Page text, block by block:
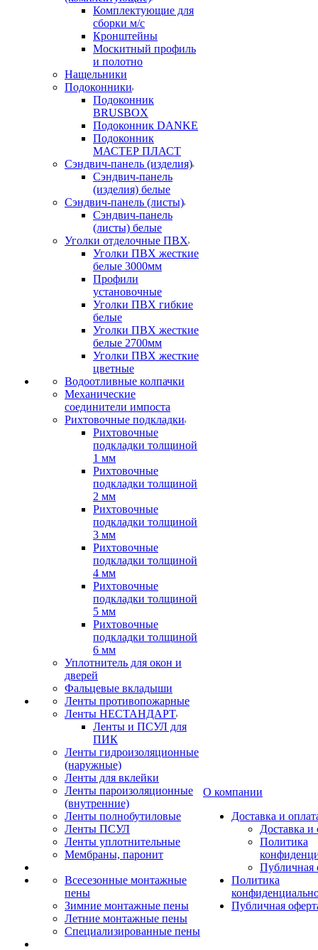
Комплектующие для
сборки м/с
Кронштейны
Москитный профиль
и полотно
Нащельники
Подоконники
Подоконник
BRUSBOX
Подоконник DANKE
Подоконник
МАСТЕР ПЛАСТ
Сэндвич-панель (изделия)
Сэндвич-панель
(изделия) белые
Сэндвич-панель (листы)
Сэндвич-панель
(листы) белые
Уголки отделочные ПВХ
Уголки ПВХ жесткие
белые 3000мм
Профили
установочные
Уголки ПВХ гибкие
белые
Уголки ПВХ жесткие
белые 2700мм
Уголки ПВХ жесткие
цветные
Водоотливные колпачки
Механические
соединители импоста
Рихтовочные подкладки
Рихтовочные
подкладки толщиной
1 мм
Рихтовочные
подкладки толщиной
2 мм
Рихтовочные
подкладки толщиной
3 мм
Рихтовочные
подкладки толщиной
4 мм
Рихтовочные
подкладки толщиной
5 мм
Рихтовочные
подкладки толщиной
6 мм
Уплотнитель для окон и
дверей
Фальцевые вкладыши
Ленты противопожарные
Ленты НЕСТАНДАРТ
Ленты и ПСУЛ для
ПИК
Ленты гидроизоляционные
(наружные)
Ленты для вклейки
Ленты пароизоляционные
(внутренние)
Ленты полнобутиловые
Ленты ПСУЛ
Ленты уплотнительные
Мембраны, паронит
Всесезонные монтажные
пены
Зимние монтажные пены
Летние монтажные пены
Специализированные пены
О компании
Доставка и
Доставка и
Политика
Публичная
Политика
Публичная